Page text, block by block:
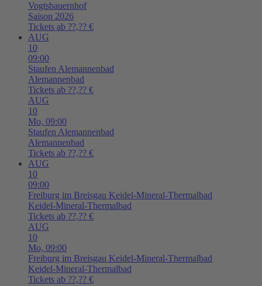
Vogtsbauernhof
Saison 2026
Tickets ab ??,?? €
AUG
10
09:00
Staufen Alemannenbad
Alemannenbad
Tickets ab ??,?? €
AUG
10
Mo, 09:00
Staufen Alemannenbad
Alemannenbad
Tickets ab ??,?? €
AUG
10
09:00
Freiburg im Breisgau Keidel-Mineral-Thermalbad
Keidel-Mineral-Thermalbad
Tickets ab ??,?? €
AUG
10
Mo, 09:00
Freiburg im Breisgau Keidel-Mineral-Thermalbad
Keidel-Mineral-Thermalbad
Tickets ab ??,?? €